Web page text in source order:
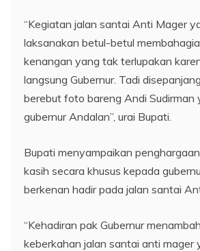
“Kegiatan jalan santai Anti Mager
laksanakan betul-betul
kenangan yang tak terlupakan
langsung Gubernur. Tadi
berebut foto bareng Andi Sudirman
gubernur Andalan”, urai Bupati.
Bupati menyampaikan
kasih secara khusus kepada
berkenan hadir pada jalan santai
“Kehadiran pak Gubernur
keberkahan jalan santai anti mager